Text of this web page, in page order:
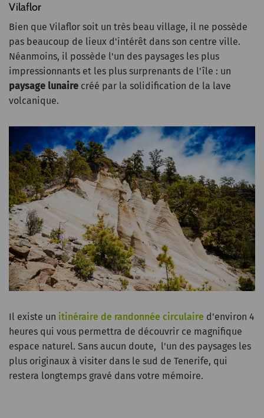
Vilaflor
Bien que Vilaflor soit un très beau village, il ne possède
pas beaucoup de lieux d'intérêt dans son centre ville.
Néanmoins, il possède l'un des paysages les plus
impressionnants et les plus surprenants de l'île : un
paysage lunaire créé par la solidification de la lave
volcanique.
Il existe un itinéraire de randonnée circulaire d'environ 4
heures qui vous permettra de découvrir ce magnifique
espace naturel. Sans aucun doute, l'un des paysages les
plus originaux à visiter dans le sud de Tenerife, qui
restera longtemps gravé dans votre mémoire.